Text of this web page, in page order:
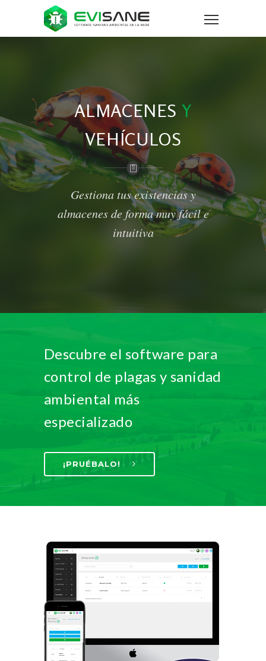
ALMACENES Y
VEHÍCULOS
Gestiona tus existencias y
almacenes de forma muy fácil e
intuitiva
Descubre el software para
control de plagas y sanidad
ambiental más
especializado
¡PRUÉBALO!